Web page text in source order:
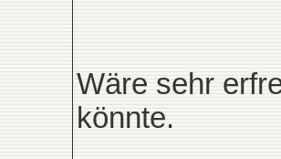
Wäre sehr
könnte.